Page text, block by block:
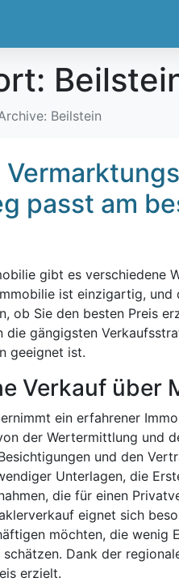
Beilstein
passt am
gibt es verschiedene
ist einzigartig,
ob Sie den besten Preis
die gängigsten
geeignet ist.
Verkauf über
ein erfahrener
der Wertermittlung und
und den
Unterlagen, die
die für einen
eignet sich
möchten, die wenig
schätzen. Dank der
erzielt.